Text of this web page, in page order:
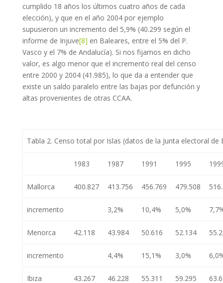
cumplido 18 años los últimos cuatro años de cada
elección), y que en el año 2004 por ejemplo
supusieron un incremento del 5,9% (40.299 según el
informe de Injuve[8] en Baleares, entre el 5% del P.
Vasco y el 7% de Andalucía). Si nos fijamos en dicho
valor, es algo menor que el incremento real del censo
entre 2000 y 2004 (41.985), lo que da a entender que
existe un saldo paralelo entre las bajas por defunción y
altas provenientes de otras CCAA.
Tabla 2. Censo total por Islas (datos de la Junta electoral de
1983 1987 1991 1995
Mallorca 400.827 413.756 456.769 479.508
incremento 3,2% 10,4% 5,0%
Menorca 42.118 43.984 50.616 52.134
incremento 4,4% 15,1% 3,0%
Ibiza 43.267 46.228 55.311 59.295